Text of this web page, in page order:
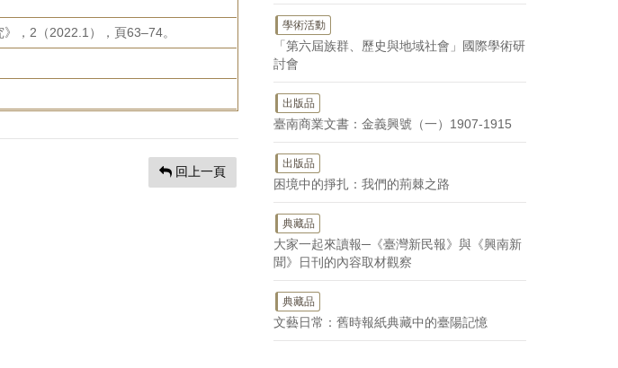
，2（2022.1），頁63–74。
回上一頁
學術活動
「第六屆族群、歷史與地域社會」國際學術研
討會
出版品
臺南商業文書：金義興號（一）1907-1915
出版品
困境中的掙扎：我們的荊棘之路
典藏品
大家一起來讀報─《臺灣新民報》與《興南新
聞》日刊的內容取材觀察
典藏品
文藝日常：舊時報紙典藏中的臺陽記憶